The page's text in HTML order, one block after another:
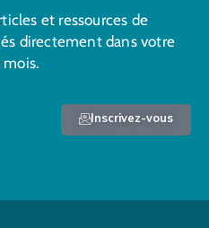
et ressources de
directement dans votre
Inscrivez-vous